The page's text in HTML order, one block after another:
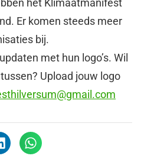
het Klimaatmanifest
Er komen steeds meer
bij.
met hun logo’s. Wil
Upload jouw logo